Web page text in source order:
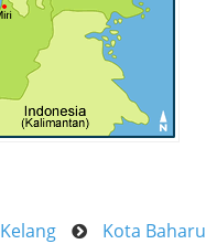
Kelang Kota Baharu